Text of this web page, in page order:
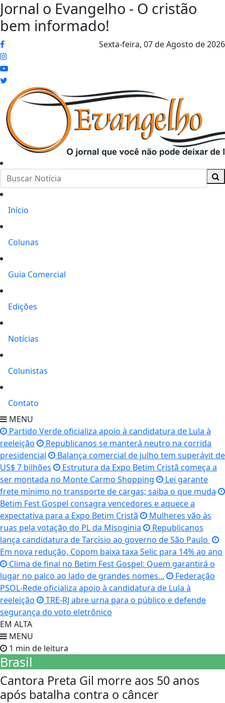
Jornal o Evangelho - O cristão
bem informado!
Sexta-feira, 07 de Agosto de 2026
Início
Colunas
Guia Comercial
Edições
Notícias
Colunistas
Contato
MENU
Partido Verde oficializa apoio à candidatura de Lula à
reeleição
Republicanos se manterá neutro na corrida
presidencial
Balança comercial de julho tem superávit de
US$ 7 bilhões
Estrutura da Expo Betim Cristã começa a
ser montada no Monte Carmo Shopping
Lei garante
frete mínimo no transporte de cargas; saiba o que muda
Betim Fest Gospel consagra vencedores e aquece a
expectativa para a Expo Betim Cristã
Mulheres vão às
ruas pela votação do PL da Misoginia
Republicanos
lança candidatura de Tarcísio ao governo de São Paulo
Em nova redução, Copom baixa taxa Selic para 14% ao ano
Clima de final no Betim Fest Gospel: Quem garantirá o
lugar no palco ao lado de grandes nomes...
Federação
PSOL-Rede oficializa apoio à candidatura de Lula à
reeleição
TRE-RJ abre urna para o público e defende
segurança do voto eletrônico
EM ALTA
MENU
1 min de leitura
Brasil
Cantora Preta Gil morre aos 50 anos
após batalha contra o câncer